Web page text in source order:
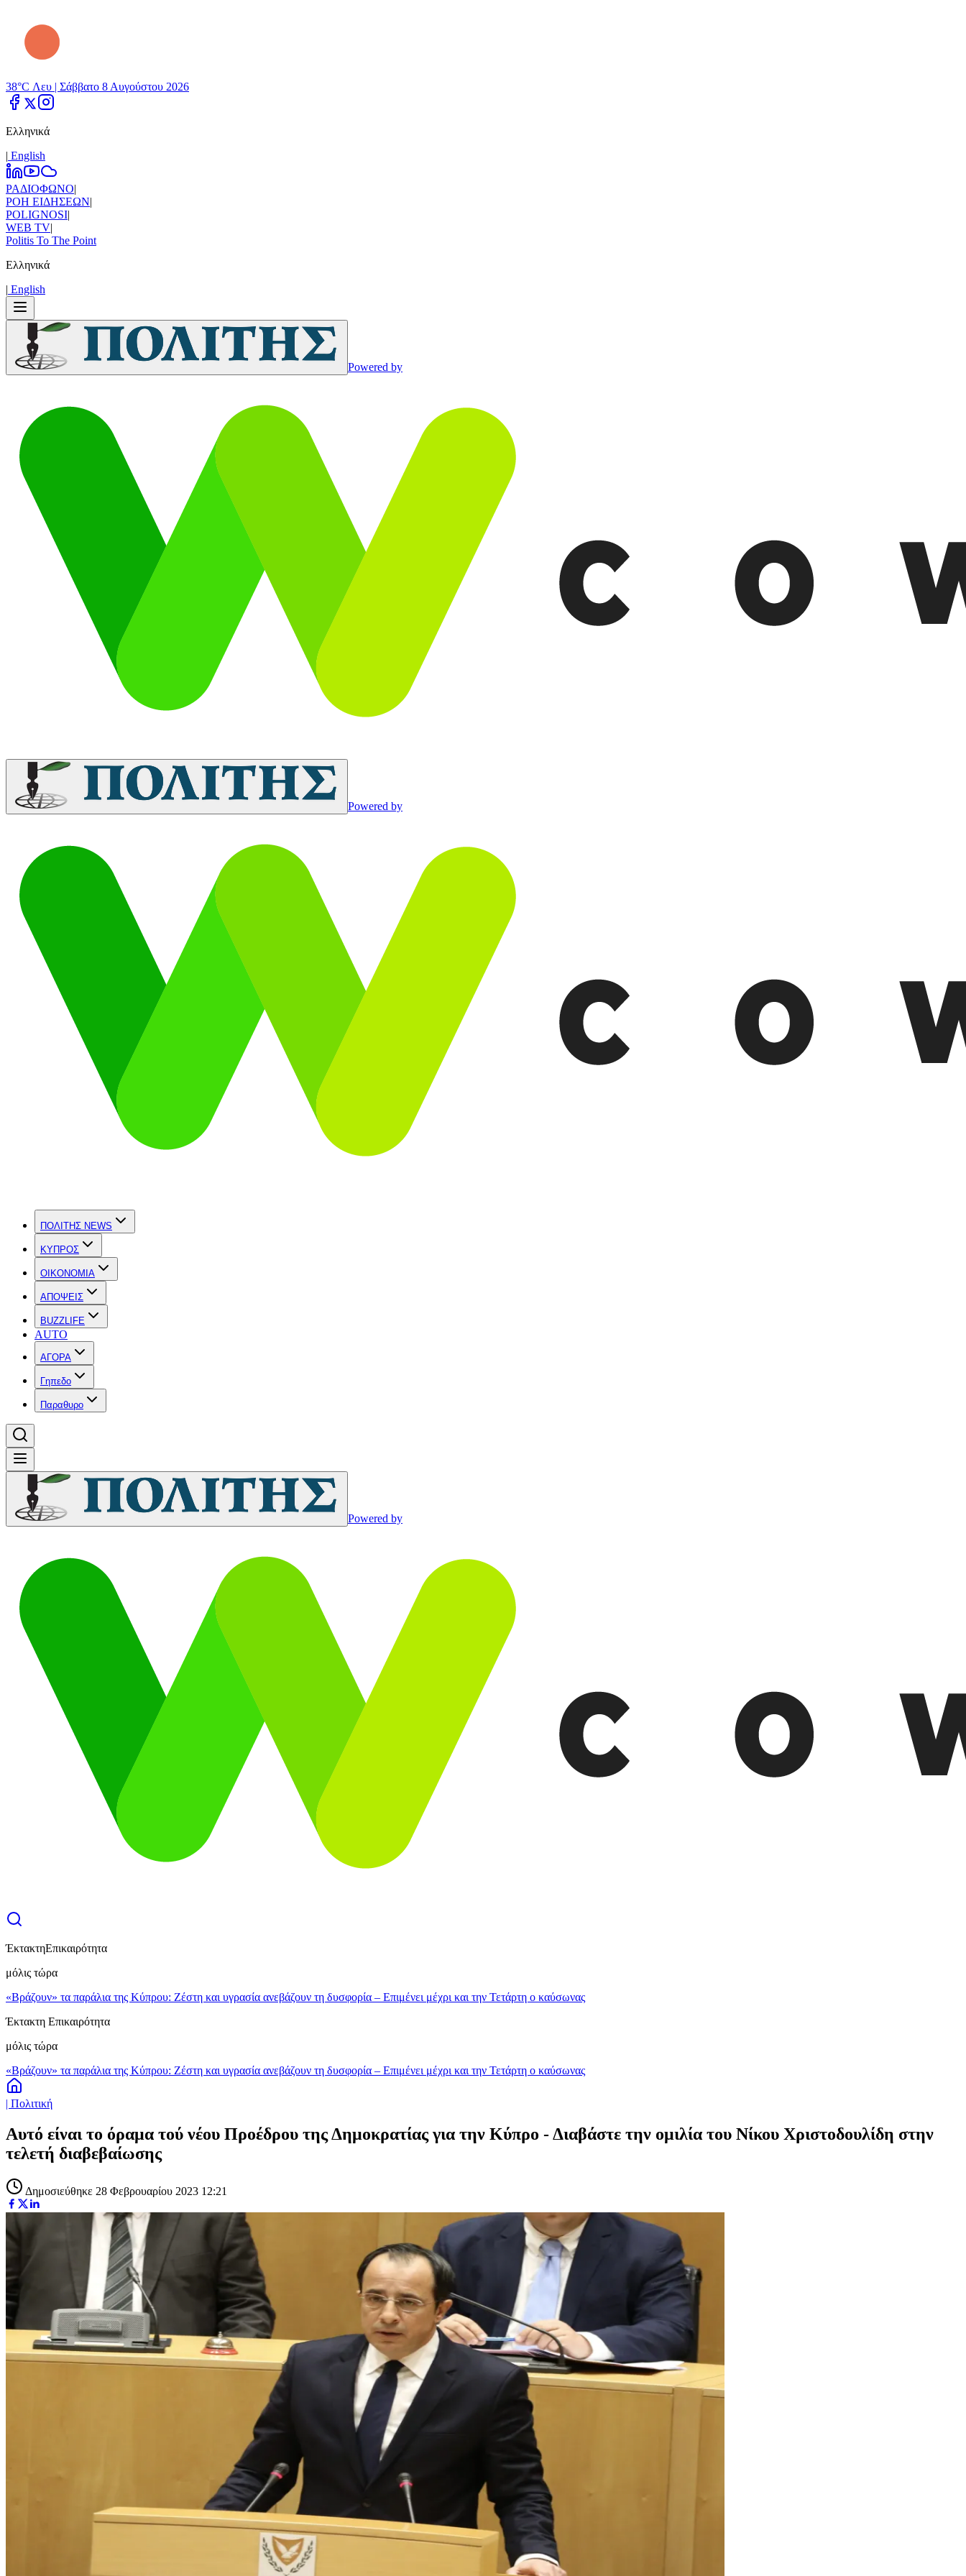
38°C Λευ | Σάββατο 8 Αυγούστου 2026
Ελληνικά
| Εnglish
ΡΑΔΙΟΦΩΝΟ|
ΡΟΗ ΕΙΔΗΣΕΩΝ|
POLIGNOSI|
WEB TV|
Politis To The Point
Ελληνικά
| Εnglish
Powered by
Powered by
ΠΟΛΙΤΗΣ NEWS
ΚΥΠΡΟΣ
OIKONOMIA
ΑΠΟΨΕΙΣ
BUZZLIFE
AUTO
ΑΓΟΡΑ
Γηπεδο
Παραθυρο
Powered by
ΈκτακτηΕπικαιρότητα
μόλις τώρα
«Βράζουν» τα παράλια της Κύπρου: Ζέστη και υγρασία ανεβάζουν τη δυσφορία – Επιμένει μέχρι και την Τετάρτη ο καύσωνας
Έκτακτη Επικαιρότητα
μόλις τώρα
«Βράζουν» τα παράλια της Κύπρου: Ζέστη και υγρασία ανεβάζουν τη δυσφορία – Επιμένει μέχρι και την Τετάρτη ο καύσωνας
| Πολιτική
Αυτό είναι το όραμα τού νέου Προέδρου της Δημοκρατίας για την Κύπρο - Διαβάστε την ομιλία του Νίκου Χριστοδουλίδη στην
τελετή διαβεβαίωσης
Δημοσιεύθηκε 28 Φεβρουαρίου 2023 12:21